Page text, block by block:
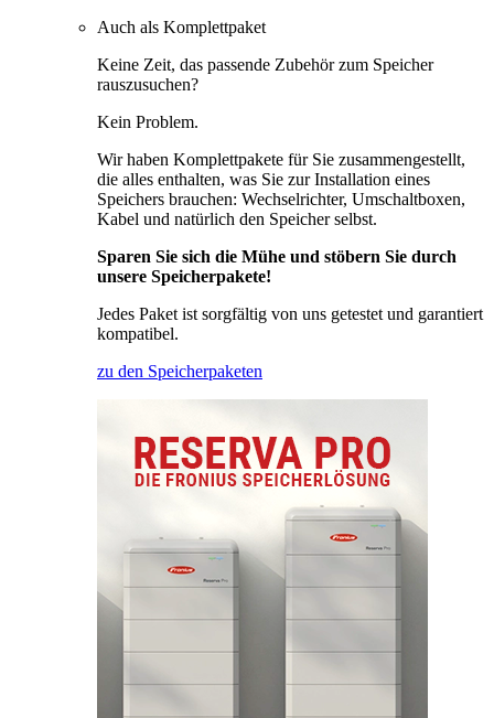
Auch als Komplettpaket
Keine Zeit, das passende Zubehör zum Speicher
rauszusuchen?
Kein Problem.
Wir haben Komplettpakete für Sie zusammengestellt,
die alles enthalten, was Sie zur Installation eines
Speichers brauchen: Wechselrichter, Umschaltboxen,
Kabel und natürlich den Speicher selbst.
Sparen Sie sich die Mühe und stöbern Sie durch
unsere Speicherpakete!
Jedes Paket ist sorgfältig von uns getestet und garantiert
kompatibel.
zu den Speicherpaketen